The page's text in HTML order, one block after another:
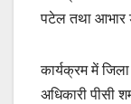
पटेल तथा आभार
कार्यक्रम में
अधिकारी पीसी